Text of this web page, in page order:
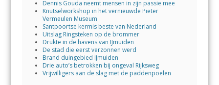
Dennis Gouda neemt mensen in zijn passie mee
Knutselworkshop in het vernieuwde Pieter
Vermeulen Museum
Santpoortse kermis beste van Nederland
Uitslag Ringsteken op de brommer
Drukte in de havens van IJmuiden
De stad die eerst verzonnen werd
Brand duingebied IJmuiden
Drie auto’s betrokken bij ongeval Rijksweg
Vrijwilligers aan de slag met de paddenpoelen